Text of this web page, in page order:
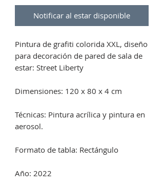
Notificar al estar disponible
Pintura de grafiti colorida XXL, diseño
para decoración de pared de sala de
estar: Street Liberty
Dimensiones: 120 x 80 x 4 cm
Técnicas: Pintura acrílica y pintura en
aerosol.
Formato de tabla: Rectángulo
Año: 2022